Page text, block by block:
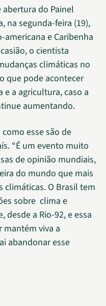
do Painel
na segunda-feira (19),
e Caribenha
o cientista
climáticas no
que pode acontecer
e a agricultura, caso a
aumentando.
esse são de
“É um evento muito
de opinião mundiais,
do mundo que mais
climáticas. O Brasil tem
sobre clima e
desde a Rio-92, e essa
mantém viva a
abandonar esse